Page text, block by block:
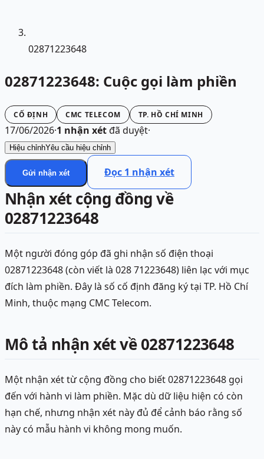
02871223648
02871223648: Cuộc gọi làm phiền
CỐ ĐỊNH CMC TELECOM TP. HỒ CHÍ MINH
17/06/2026·1 nhận xétđã duyệt·
Hiệu chỉnhYêu cầu hiệu chỉnh
Gửi nhận xét Đọc 1 nhận xét
Nhận xét cộng đồng về
02871223648
Một người đóng góp đã ghi nhận số điện thoại
02871223648 (còn viết là 028 71223648) liên lạc với mục
đích làm phiền. Đây là số cố định đăng ký tại TP. Hồ Chí
Minh, thuộc mạng CMC Telecom.
Mô tả nhận xét về 02871223648
Một nhận xét từ cộng đồng cho biết 02871223648 gọi
đến với hành vi làm phiền. Mặc dù dữ liệu hiện có còn
hạn chế, nhưng nhận xét này đủ để cảnh báo rằng số
này có mẫu hành vi không mong muốn.